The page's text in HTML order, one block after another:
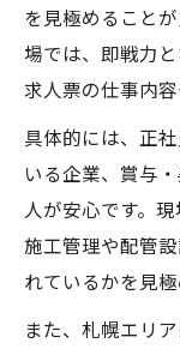
を見極めること
場では、即戦力
求人票の仕事内
具体的には、正
いる企業、賞与
人が安心です。
施工管理や配管
れているかを見
また、札幌エリ